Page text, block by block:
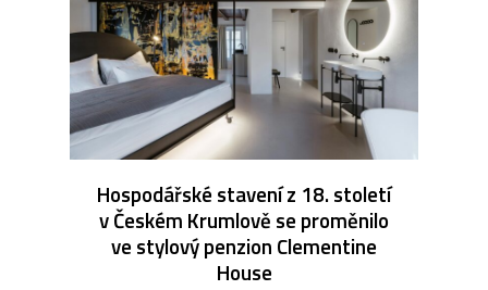
Hospodářské stavení z 18. století
v Českém Krumlově se proměnilo
ve stylový penzion Clementine
House